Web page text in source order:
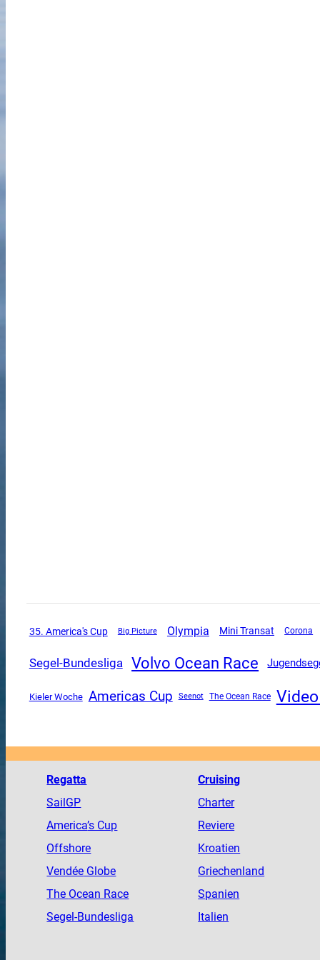
35. America's Cup Big Picture Olympia Mini Transat Corona
Segel-Bundesliga Volvo Ocean Race
Kieler Woche Americas Cup Seenot The Ocean Race
Regatta
SailGP
America’s Cup
Offshore
Vendée Globe
The Ocean Race
Segel-Bundesliga
Cruising
Charter
Reviere
Kroatien
Griechenland
Spanien
Italien